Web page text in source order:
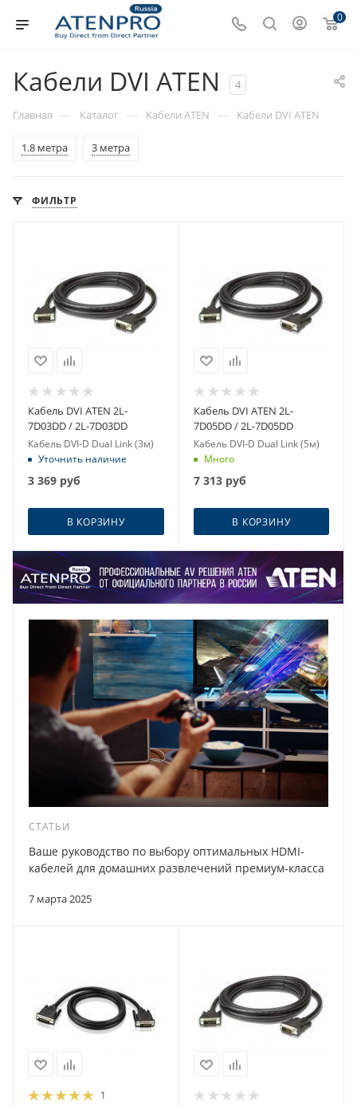
0
Кабели DVI ATEN 4
Главная — Каталог — Кабели ATEN — Кабели DVI ATEN
1.8 метра 3 метра
ФИЛЬТР
Кабель DVI ATEN 2L-
7D03DD / 2L-7D03DD
Кабель DVI-D Dual Link (3м)
Уточнить наличие
3 369 руб
В КОРЗИНУ
Кабель DVI ATEN 2L-
7D05DD / 2L-7D05DD
Кабель DVI-D Dual Link (5м)
Много
7 313руб
В КОРЗИНУ
СТАТЬИ
7 марта 2025
Ваше руководство по выбору оптимальных HDMI-
кабелей для домашних развлечений премиум-класса
1